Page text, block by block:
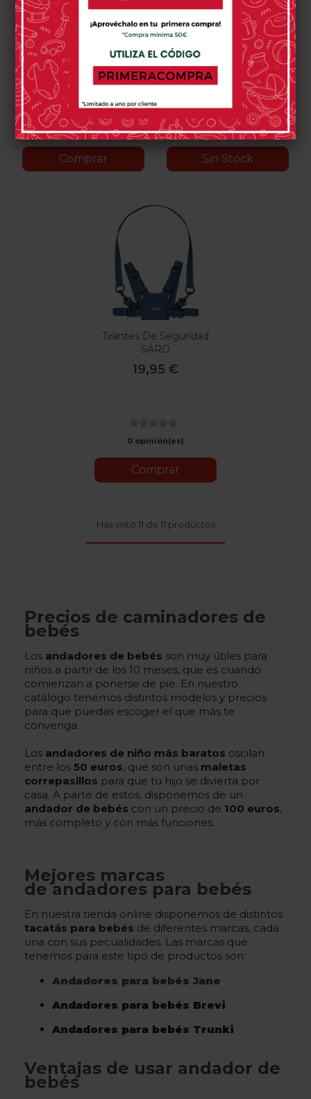
Maleta Correpasillos Trixie
Rosa De Trunki
54,90 €
0 opinión(es)
Comprar
Maleta Correpasillos
Terrance Azul De Trunki
54,90 €
1 opinión(es)
Sin Stock
Tirantes De Seguridad
SARO
19,95 €
0 opinión(es)
Comprar
Has visto 11 de 11 productos
Precios de caminadores de
bebés
Los andadores de bebés son muy útiles para
niños a partir de los 10 meses, que es cuando
comienzan a ponerse de pie. En nuestro
catálogo tenemos distintos modelos y precios
para que puedas escoger el que más te
convenga.
Los andadores de niño más baratos oscilan
entre los 50 euros, que son unas maletas
correpasillos para que tu hijo se divierta por
casa. A parte de estos, disponemos de un
andador de bebés con un precio de 100 euros,
más completo y con más funciones.
Mejores marcas
de andadores para bebés
En nuestra tienda online disponemos de distintos
tacatás para bebés de diferentes marcas, cada
una con sus pecualidades. Las marcas que
tenemos para este tipo de productos son:
Andadores para bebés Jane
Andadores para bebés Brevi
Andadores para bebés Trunki
Ventajas de usar andador de
bebés